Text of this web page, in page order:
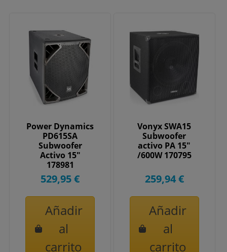
Power Dynamics
PD615SA
Subwoofer
Activo 15"
178981
529,95 €
Añadir
al
carrito
Vonyx SWA15
Subwoofer
activo PA 15"
/600W 170795
259,94 €
Añadir
al
carrito